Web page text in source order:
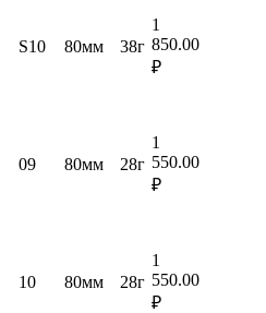
S10 80мм 38г
1
850.00
₽
09 80мм 28г
1
550.00
₽
10 80мм 28г
1
550.00
₽